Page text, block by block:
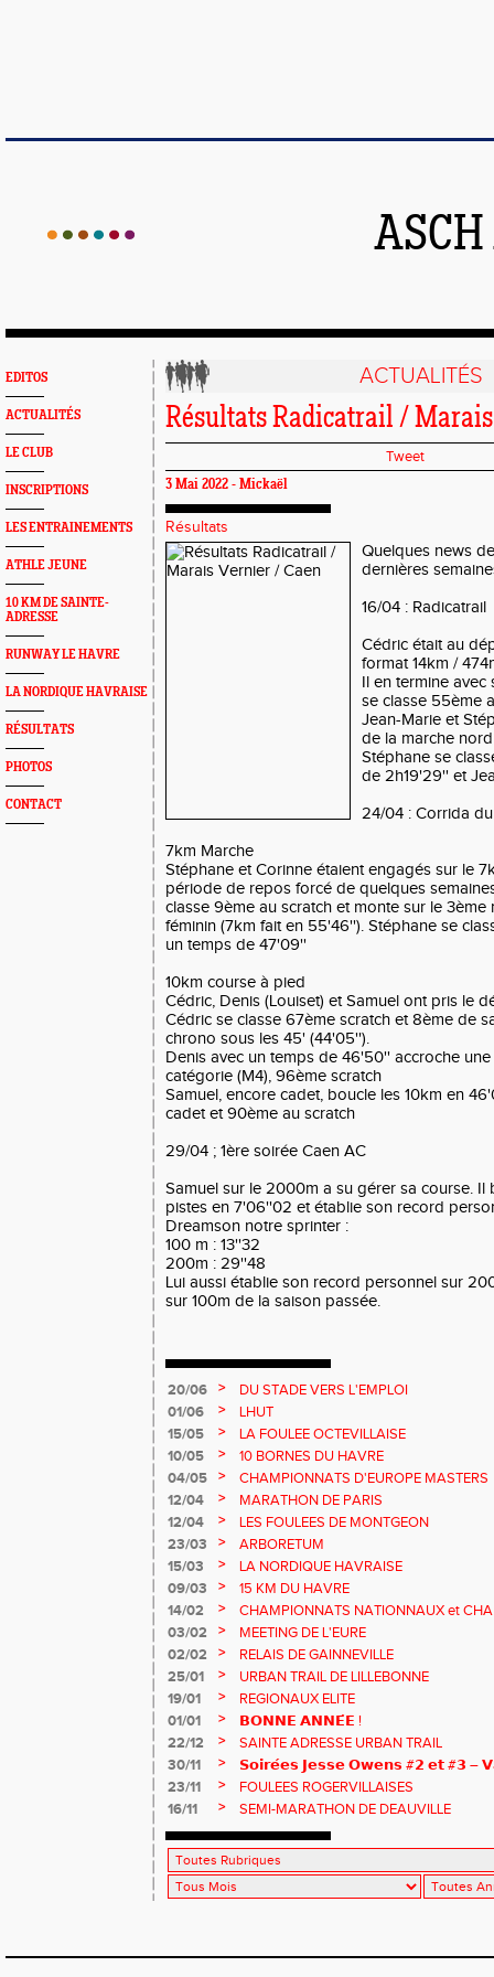
EDITOS
ACTUALITÉS
LE CLUB
INSCRIPTIONS
LES ENTRAINEMENTS
ATHLE JEUNE
10 KM DE SAINTE-
ADRESSE
RUNWAY LE HAVRE
LA NORDIQUE HAVRAISE
RÉSULTATS
PHOTOS
CONTACT
ACTUALITÉS
Résultats Radicatrail /
Tweet
3 Mai 2022 - Mickaël
Résultats
Quelques news
dernières
16/04 : Radicatrail
Cédric était au
format 14km /
Il en termine avec
se classe 55ème
Jean-Marie et
de la marche
Stéphane se
de 2h19'29'' et
24/04 : Corrida
7km Marche
Stéphane et Corinne étaient engagés sur le
période de repos forcé de quelques
classe 9ème au scratch et monte sur le
féminin (7km fait en 55'46''). Stéphane se
un temps de 47'09''
10km course à pied
Cédric, Denis (Louiset) et Samuel ont pris le
Cédric se classe 67ème scratch et 8ème de
chrono sous les 45' (44'05'').
Denis avec un temps de 46'50'' accroche
catégorie (M4), 96ème scratch
Samuel, encore cadet, boucle les 10km en
cadet et 90ème au scratch
29/04 ; 1ère soirée Caen AC
Samuel sur le 2000m a su gérer sa course. Il
pistes en 7'06''02 et établie son record
Dreamson notre sprinter :
100 m : 13''32
200m : 29''48
Lui aussi établie son record personnel sur
sur 100m de la saison passée.
20/06 >
DU STADE VERS L'EMPLOI
01/06
>
LHUT
15/05
>
LA FOULEE OCTEVILLAISE
10/05
>
10 BORNES DU HAVRE
04/05
>
CHAMPIONNATS D'EUROPE MASTERS
12/04
>
MARATHON DE PARIS
12/04
>
LES FOULEES DE MONTGEON
23/03
>
ARBORETUM
15/03
>
LA NORDIQUE HAVRAISE
09/03
>
15 KM DU HAVRE
14/02
>
CHAMPIONNATS NATIONNAUX et
MASTERS
03/02 >
MEETING DE L'EURE
02/02
>
RELAIS DE GAINNEVILLE
25/01
>
URBAN TRAIL DE LILLEBONNE
19/01
>
REGIONAUX ELITE
01/01
>
𝗕𝗢𝗡𝗡𝗘 𝗔𝗡𝗡𝗘́𝗘 !
22/12
>
SAINTE ADRESSE URBAN TRAIL
30/11
>
𝗦𝗼𝗶𝗿𝗲́𝗲𝘀 𝗝𝗲𝘀𝘀𝗲 𝗢𝘄𝗲𝗻𝘀 #𝟮 𝗲𝘁 #𝟯 –
23/11
>
FOULEES ROGERVILLAISES
16/11
> SEMI-MARATHON DE DEAUVILLE